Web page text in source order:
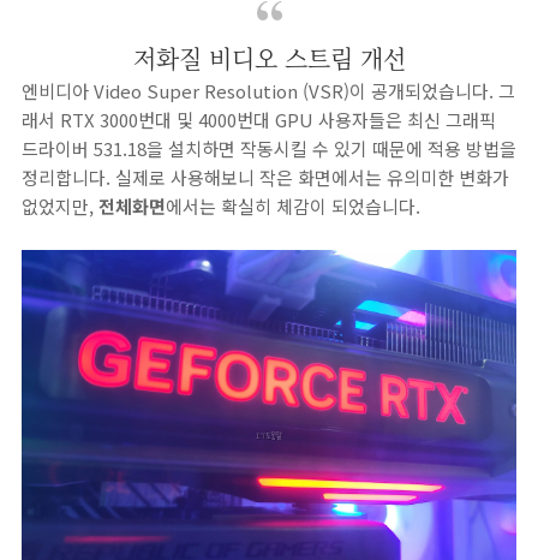
저화질 비디오 스트림 개선
엔비디아 Video Super Resolution (VSR)이 공개되었습니다. 그
래서 RTX 3000번대 및 4000번대 GPU 사용자들은 최신 그래픽
드라이버 531.18을 설치하면 작동시킬 수 있기 때문에 적용 방법을
정리합니다. 실제로 사용해보니 작은 화면에서는 유의미한 변화가
없었지만, 전체화면에서는 확실히 체감이 되었습니다.